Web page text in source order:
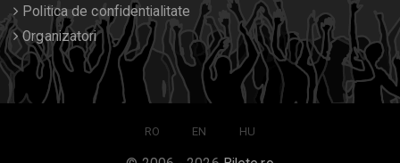
Politica de confidentialitate
Organizatori
RO EN HU